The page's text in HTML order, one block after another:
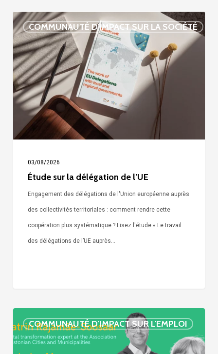
COMMUNAUTÉ D'IMPACT SUR LA SOCIÉTÉ
Étude
sur
la
délégation
de
l’UE
03/08/2026
Étude sur la délégation de l’UE
Engagement des délégations de l'Union européenne auprès
des collectivités territoriales : comment rendre cette
coopération plus systématique ? Lisez l'étude « Le travail
des délégations de l’UE auprès…
COMMUNAUTÉ D'IMPACT SUR L'EMPLOI
Simone »
épisode